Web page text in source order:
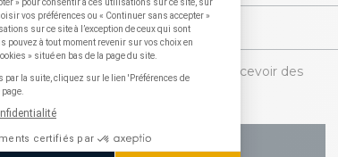
le suivi des ouvertures afin de recevoir des
personnalisées
S'INSCRIRE